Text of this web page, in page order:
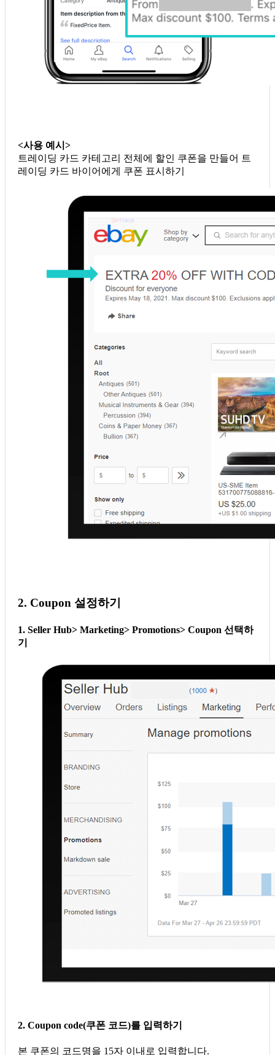
<사용 예시>
트레이딩 카드 카테고리 전체에 할인 쿠폰을 만들어 트
레이딩 카드 바이어에게 쿠폰 표시하기
2. Coupon 설정하기
1. Seller Hub> Marketing> Promotions> Coupon 선택하
기
2. Coupon code(쿠폰 코드)를 입력하기
본 쿠폰의 코드명을 15자 이내로 입력합니다.